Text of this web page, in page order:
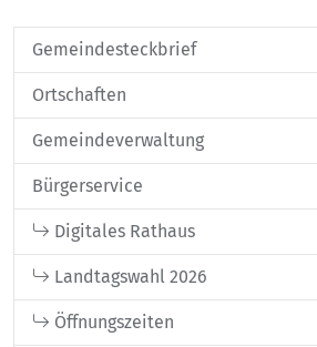
Gemeindesteckbrief
Ortschaften
Gemeindeverwaltung
Bürgerservice
Digitales Rathaus
Landtagswahl 2026
Öffnungszeiten